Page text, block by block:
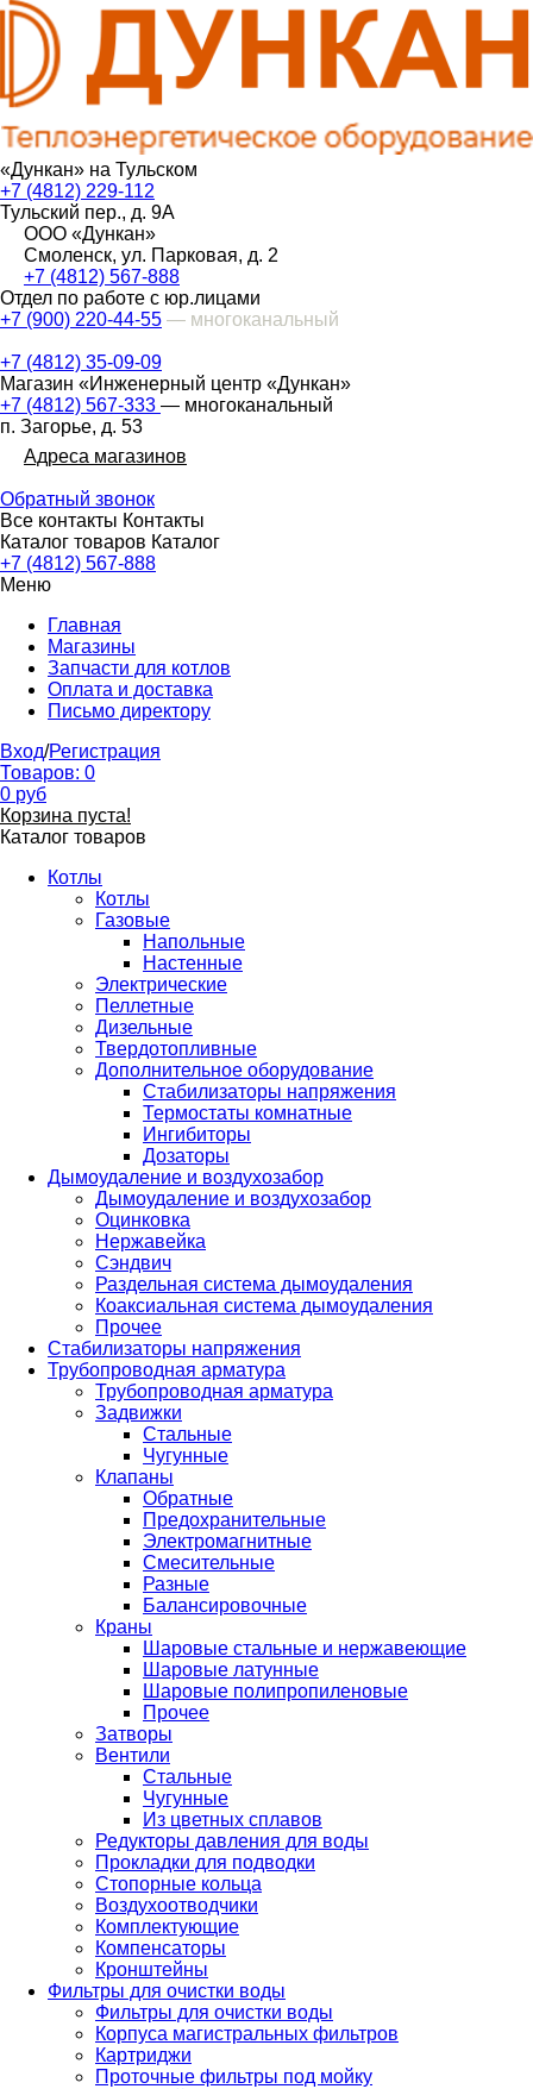
«Дункан» на Тульском
+7 (4812) 229-112
Тульский пер., д. 9А
ООО «Дункан»
Смоленск, ул. Парковая, д. 2
+7 (4812) 567-888
Отдел по работе с юр.лицами
+7 (900) 220-44-55 — многоканальный
+7 (4812) 35-09-09
Магазин «Инженерный центр «Дункан»
+7 (4812) 567-333 — многоканальный
п. Загорье, д. 53
Адреса магазинов
Обратный звонок
Все контакты Контакты
Каталог товаров Каталог
+7 (4812) 567-888
Меню
Главная
Магазины
Запчасти для котлов
Оплата и доставка
Письмо директору
Вход/Регистрация
Товаров: 0
0 руб
Корзина пуста!
Каталог товаров
Котлы
Котлы
Газовые
Напольные
Настенные
Электрические
Пеллетные
Дизельные
Твердотопливные
Дополнительное оборудование
Стабилизаторы напряжения
Термостаты комнатные
Ингибиторы
Дозаторы
Дымоудаление и воздухозабор
Дымоудаление и воздухозабор
Оцинковка
Нержавейка
Сэндвич
Раздельная система дымоудаления
Коаксиальная система дымоудаления
Прочее
Стабилизаторы напряжения
Трубопроводная арматура
Трубопроводная арматура
Задвижки
Стальные
Чугунные
Клапаны
Обратные
Предохранительные
Электромагнитные
Смесительные
Разные
Балансировочные
Краны
Шаровые стальные и нержавеющие
Шаровые латунные
Шаровые полипропиленовые
Прочее
Затворы
Вентили
Стальные
Чугунные
Из цветных сплавов
Редукторы давления для воды
Прокладки для подводки
Стопорные кольца
Воздухоотводчики
Комплектующие
Компенсаторы
Кронштейны
Фильтры для очистки воды
Фильтры для очистки воды
Корпуса магистральных фильтров
Картриджи
Проточные фильтры под мойку